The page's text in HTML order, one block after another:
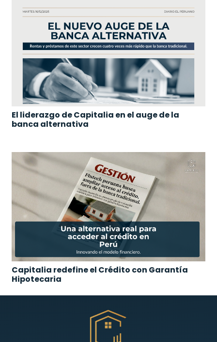
El liderazgo de Capitalia en el auge de la
banca alternativa
Capitalia redefine el Crédito con Garantía
Hipotecaria